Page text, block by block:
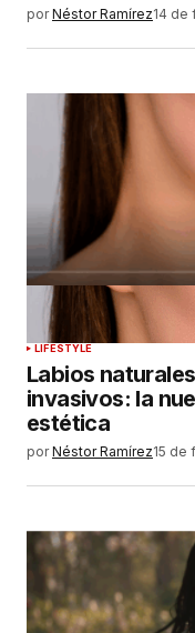
por Néstor Ramírez14 de
LIFESTYLE
Labios
invasivos: la
estética
por Néstor Ramírez15 de